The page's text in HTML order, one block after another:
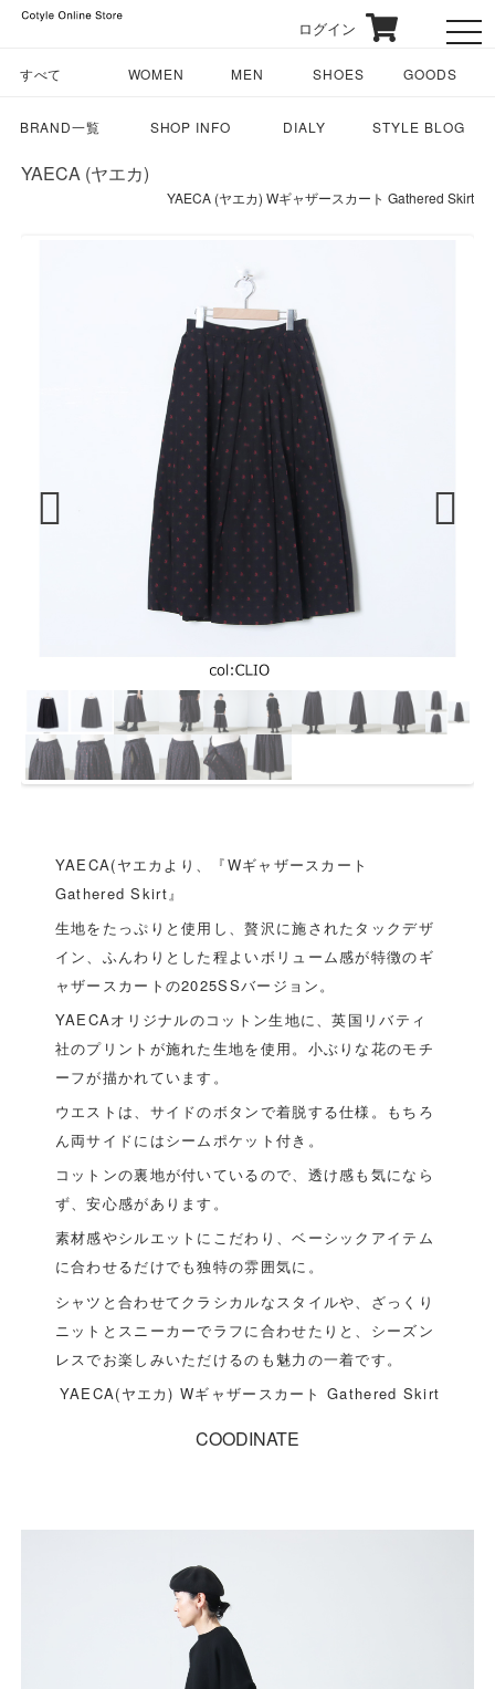
ログイン
すべて WOMEN MEN SHOES GOODS
BRAND一覧 SHOP INFO DIALY STYLE BLOG
YAECA (ヤエカ)
YAECA (ヤエカ) Wギャザースカート Gathered Skirt
YAECA(ヤエカより、『Wギャザースカート
Gathered Skirt』
生地をたっぷりと使用し、贅沢に施されたタックデザ
イン、ふんわりとした程よいボリューム感が特徴のギ
ャザースカートの2025SSバージョン。
YAECAオリジナルのコットン生地に、英国リバティ
社のプリントが施れた生地を使用。小ぶりな花のモチ
ーフが描かれています。
ウエストは、サイドのボタンで着脱する仕様。もちろ
ん両サイドにはシームポケット付き。
コットンの裏地が付いているので、透け感も気になら
ず、安心感があります。
素材感やシルエットにこだわり、ベーシックアイテム
に合わせるだけでも独特の雰囲気に。
シャツと合わせてクラシカルなスタイルや、ざっくり
ニットとスニーカーでラフに合わせたりと、シーズン
レスでお楽しみいただけるのも魅力の一着です。
YAECA(ヤエカ) Wギャザースカート Gathered Skirt
COODINATE